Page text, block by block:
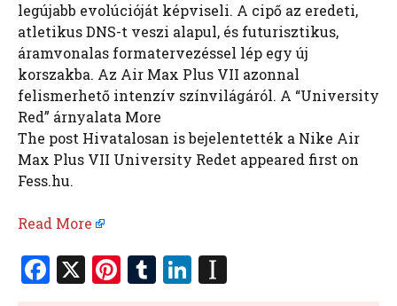
legújabb evolúcióját képviseli. A cipő az eredeti,
atletikus DNS-t veszi alapul, és futurisztikus,
áramvonalas formatervezéssel lép egy új
korszakba. Az Air Max Plus VII azonnal
felismerhető intenzív színvilágáról. A “University
Red” árnyalata More
The post Hivatalosan is bejelentették a Nike Air
Max Plus VII University Redet appeared first on
Fess.hu.
Read More
F X Pi T Li